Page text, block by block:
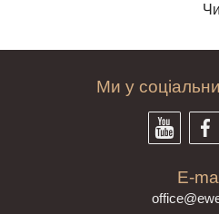
Ми у
E-
offi